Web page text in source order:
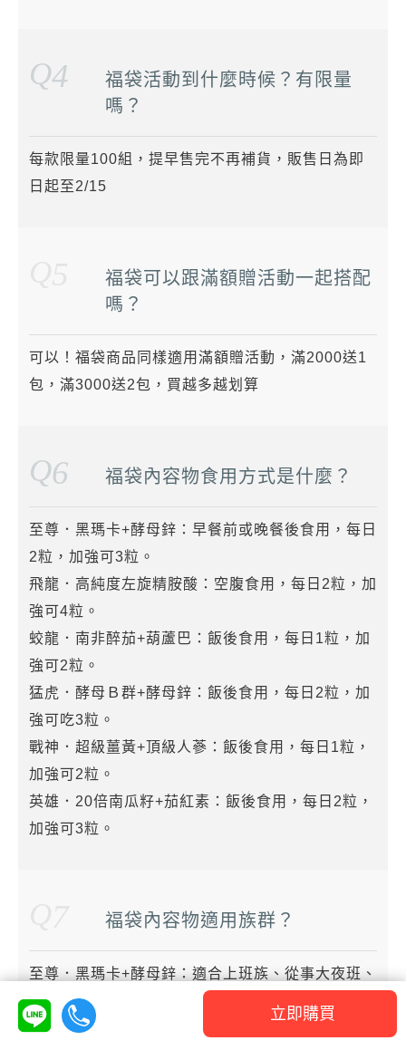
立即購買
Q4
福袋活動到什麼時候？有限量
嗎？
每款限量100組，提早售完不再補貨，販售日為即
日起至2/15
福袋可以跟滿額贈活動一起搭配
嗎？
可以！福袋商品同樣適用滿額贈活動，滿2000送1
包，滿3000送2包，買越多越划算
Q6 福袋內容物食用方式是什麼？
至尊．黑瑪卡+酵母鋅：早餐前或晚餐後食用，每日
2粒，加強可3粒。
飛龍．高純度左旋精胺酸：空腹食用，每日2粒，加
強可4粒。
蛟龍．南非醉茄+葫蘆巴：飯後食用，每日1粒，加
強可2粒。
猛虎．酵母Ｂ群+酵母鋅：飯後食用，每日2粒，加
強可吃3粒。
戰神．超級薑黃+頂級人蔘：飯後食用，每日1粒，
加強可2粒。
英雄．20倍南瓜籽+茄紅素：飯後食用，每日2粒，
加強可3粒。
福袋內容物適用族群？
至尊．黑瑪卡+酵母鋅：適合上班族、從事大夜班、
需要體力、結婚男女等族群。
飛龍．高純度左旋精胺酸：想強化夜生活的男性、